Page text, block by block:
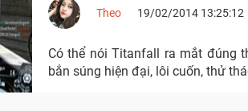
Theo 19/02/2014 13:25:12
Có thể nói Titanfall ra mắt đúng
bắn súng hiện đại, lôi cuốn, thử